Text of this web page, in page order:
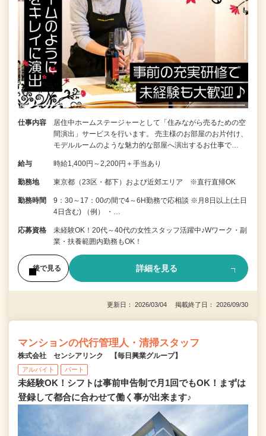
仕事内容
居住中ホームステージャーとして「住みながら売るための空
間演出」サービスを行います。 売主様のお部屋のお片付け、
モデルルームのような魅力的な部屋へ演出するお仕事で…
給与 時給1,400円～2,200円＋手当あり
勤務地 東京都（23区・都下）および近郊エリア ※直行直帰OK
勤務時間
9：30～17：00の間で4～6H勤務で応相談 ※月8日以上(土日
4日含む) （例） ・…
応募資格
未経験OK！20代～40代の女性スタッフ活躍中♪Wワーク・副
業・扶養範囲内勤務もOK！
後で見る 詳細を見る
更新日： 2026/03/04 掲載終了日： 2026/09/30
マンションの代行管理人・清掃スタッフ
株式会社 センシアリンク 【毎日興業グループ】
アルバイト パート
未経験OK！シフトは事前申告制で月1回でもOK！まずは
登録して都合に合わせて働く事が出来ます♪